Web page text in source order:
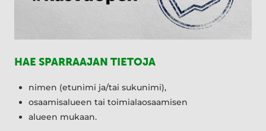
HAE SPARRAAJAN TIETOJA
nimen (etunimi ja/tai sukunimi),
osaamisalueen tai toimialaosaamisen
alueen mukaan.